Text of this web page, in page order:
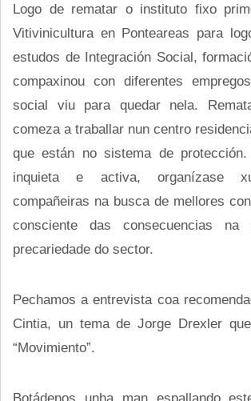
Logo de rematar o instituto fixo
Vitivinicultura en Ponteareas para
estudos de Integración Social,
compaxinou con diferentes
social viu para quedar nela.
comeza a traballar nun centro
que están no sistema de
inquieta e activa, organízase
compañeiras na busca de mellores
consciente das consecuencias
precariedade do sector.
Pechamos a entrevista coa
Cintia, un tema de Jorge Drexler
“Movimiento”.
Botádenos unha man espallando